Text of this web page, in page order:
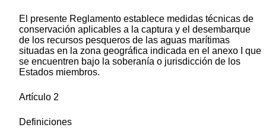
El presente Reglamento establece medidas técnicas de
conservación aplicables a la captura y el desembarque
de los recursos pesqueros de las aguas marítimas
situadas en la zona geográfica indicada en el anexo I que
se encuentren bajo la soberanía o jurisdicción de los
Estados miembros.
Artículo 2
Definiciones